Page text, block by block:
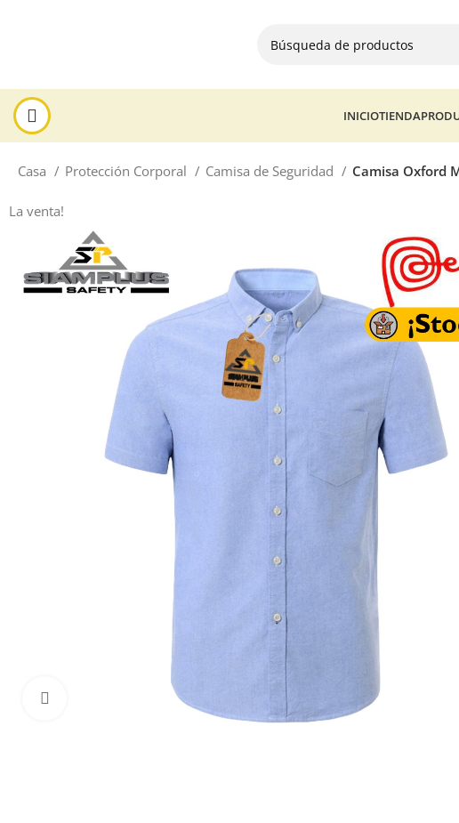
INICIOTIENDA
Casa Protección Corporal Camisa de Seguridad Camisa Oxford
La venta!
Haga Click para agrandar